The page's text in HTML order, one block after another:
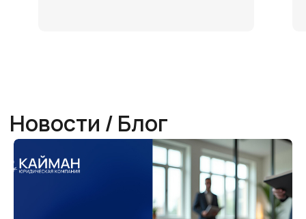
законодательстве, квалифицированная помощь
бизнес адвоката становится жизненно
необходимой. С "Кайман Групп" вы сможете
избежать возможных юридических рисков и
благополучно пройти проверки, минимизируя
потенциальные штрафы. Наши адвокаты помогут в
интеллектуальной собственности, а также в
урегулировании споров и конфликтов.